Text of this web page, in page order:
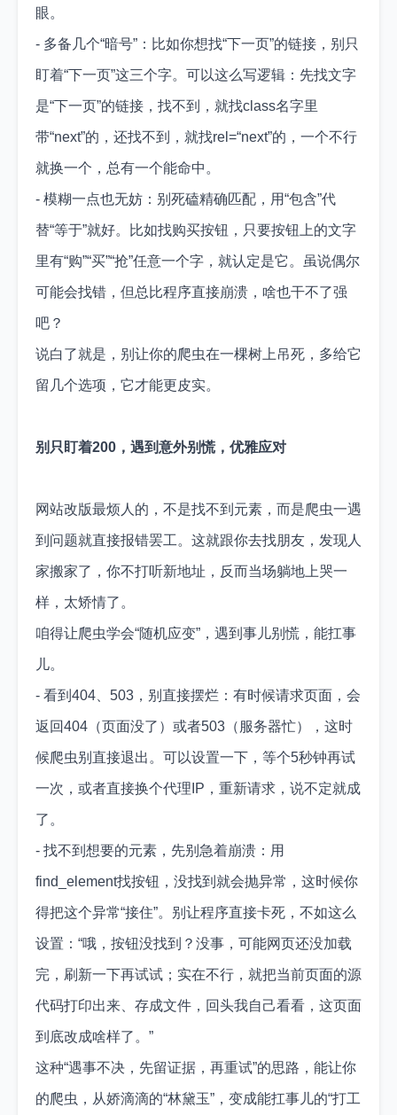
眼。
- 多备几个“暗号”：比如你想找“下一页”的链接，别只
盯着“下一页”这三个字。可以这么写逻辑：先找文字
是“下一页”的链接，找不到，就找class名字里
带“next”的，还找不到，就找rel=“next”的，一个不行
就换一个，总有一个能命中。
- 模糊一点也无妨：别死磕精确匹配，用“包含”代
替“等于”就好。比如找购买按钮，只要按钮上的文字
里有“购”“买”“抢”任意一个字，就认定是它。虽说偶尔
可能会找错，但总比程序直接崩溃，啥也干不了强
吧？
说白了就是，别让你的爬虫在一棵树上吊死，多给它
留几个选项，它才能更皮实。
别只盯着200，遇到意外别慌，优雅应对
网站改版最烦人的，不是找不到元素，而是爬虫一遇
到问题就直接报错罢工。这就跟你去找朋友，发现人
家搬家了，你不打听新地址，反而当场躺地上哭一
样，太矫情了。
咱得让爬虫学会“随机应变”，遇到事儿别慌，能扛事
儿。
- 看到404、503，别直接摆烂：有时候请求页面，会
返回404（页面没了）或者503（服务器忙），这时
候爬虫别直接退出。可以设置一下，等个5秒钟再试
一次，或者直接换个代理IP，重新请求，说不定就成
了。
- 找不到想要的元素，先别急着崩溃：用
find_element找按钮，没找到就会抛异常，这时候你
得把这个异常“接住”。别让程序直接卡死，不如这么
设置：“哦，按钮没找到？没事，可能网页还没加载
完，刷新一下再试试；实在不行，就把当前页面的源
代码打印出来、存成文件，回头我自己看看，这页面
到底改成啥样了。”
这种“遇事不决，先留证据，再重试”的思路，能让你
的爬虫，从娇滴滴的“林黛玉”，变成能扛事儿的“打工